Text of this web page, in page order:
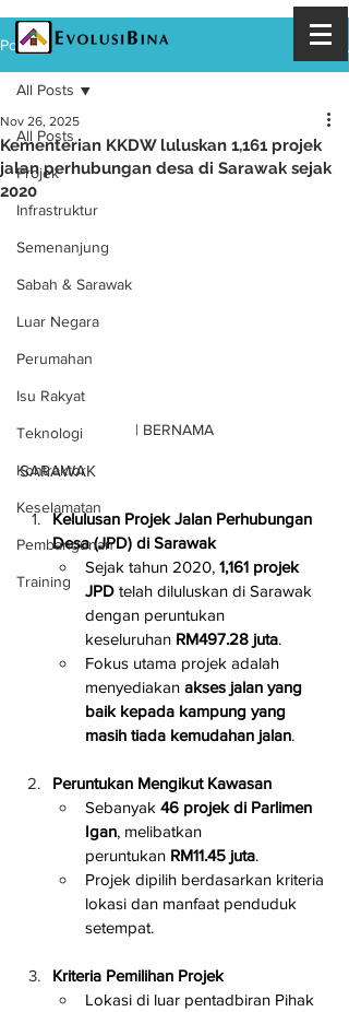
Post
All Posts
Projek
Infrastruktur
Semenanjung
Sabah & Sarawak
Luar Negara
Perumahan
Isu Rakyat
Teknologi
Kontraktor
Keselamatan
Pembangunan
Training
All Posts
Kementerian KKDW luluskan 1,161 projek
jalan perhubungan desa di Sarawak sejak
2020
Nov 26, 2025
| BERNAMA
SARAWAK
Kelulusan Projek Jalan Perhubungan
Desa (JPD) di Sarawak
Sejak tahun 2020, 1,161 projek
JPD telah diluluskan di Sarawak
dengan peruntukan
keseluruhan RM497.28 juta.
Fokus utama projek adalah
menyediakan akses jalan yang
baik kepada kampung yang
masih tiada kemudahan jalan.
Peruntukan Mengikut Kawasan
Sebanyak 46 projek di Parlimen
Igan, melibatkan
peruntukan RM11.45 juta.
Projek dipilih berdasarkan kriteria
lokasi dan manfaat penduduk
setempat.
Kriteria Pemilihan Projek
Lokasi di luar pentadbiran Pihak